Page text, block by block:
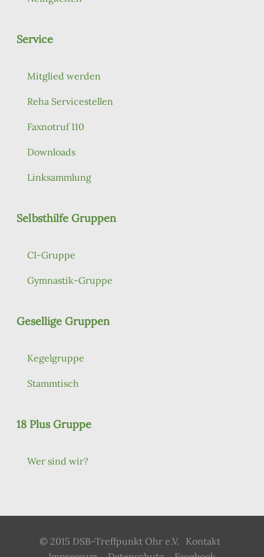
Service
Mitglied werden
Reha Servicestellen
Faxnotruf 110
Downloads
Linksammlung
Selbsthilfe Gruppen
CI-Gruppe
Gymnastik-Gruppe
Gesellige Gruppen
Kegelgruppe
Stammtisch
18 Plus Gruppe
Wer sind wir?
© 2015 DSB-Treffpunkt Ohr e.V.
Kontakt